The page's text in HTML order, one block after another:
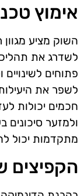
אימוץ
השוק מציע
לשדרג את
פתוחים
לשפר את
חכמים יכולות
ולמזער סיכונים
מתקדמות יכול
הקפיצים